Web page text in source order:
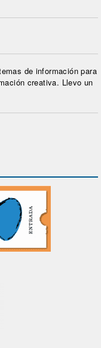
de información para
creativa. Llevo un